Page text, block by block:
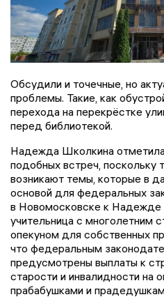
Обсудили и точечные, но
проблемы. Такие, как
перехода на перекрёстке
перед библиотекой.
Надежда Школкина
подобных встреч, поскольку
возникают темы, которые в
основой для федеральных
в Новомосковске к Надежде
учительница с многолетним
опекуном для собственных
что федеральным
предусмотрены выплаты к
старости и инвалидности на
прабабушками и